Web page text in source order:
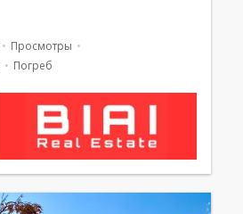
Просмотры
Погреб